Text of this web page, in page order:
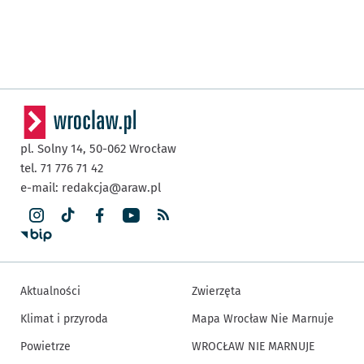
pl. Solny 14, 50-062 Wrocław
tel. 71 776 71 42
e-mail: redakcja@araw.pl
Aktualności
Klimat i przyroda
Powietrze
Zwierzęta
Mapa Wrocław Nie Marnuje
WROCŁAW NIE MARNUJE